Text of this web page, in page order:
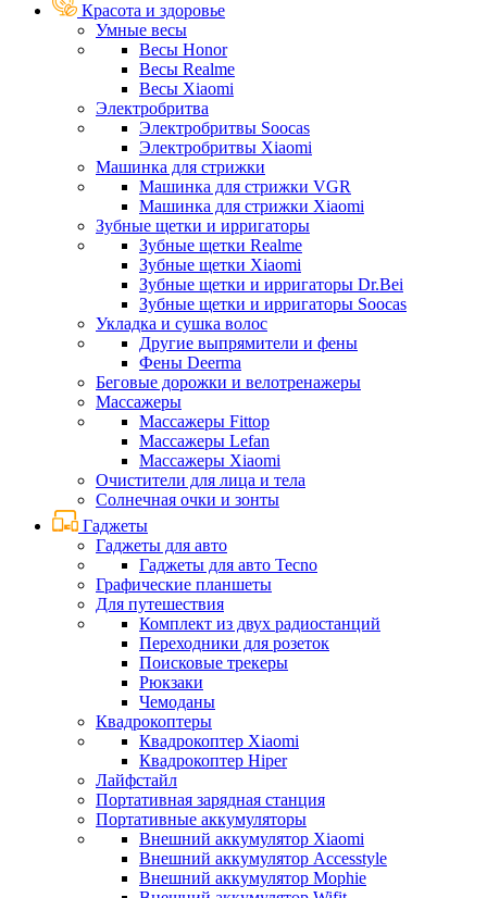
Красота и здоровье
Умные весы
Весы Honor
Весы Realme
Весы Xiaomi
Электробритва
Электробритвы Soocas
Электробритвы Xiaomi
Машинка для стрижки
Машинка для стрижки VGR
Машинка для стрижки Xiaomi
Зубные щетки и ирригаторы
Зубные щетки Realme
Зубные щетки Xiaomi
Зубные щетки и ирригаторы Dr.Bei
Зубные щетки и ирригаторы Soocas
Укладка и сушка волос
Другие выпрямители и фены
Фены Deerma
Беговые дорожки и велотренажеры
Массажеры
Массажеры Fittop
Массажеры Lefan
Массажеры Xiaomi
Очистители для лица и тела
Солнечная очки и зонты
Гаджеты
Гаджеты для авто
Гаджеты для авто Tecno
Графические планшеты
Для путешествия
Комплект из двух радиостанций
Переходники для розеток
Поисковые трекеры
Рюкзаки
Чемоданы
Квадрокоптеры
Квадрокоптер Xiaomi
Квадрокоптер Hiper
Лайфстайл
Портативная зарядная станция
Портативные аккумуляторы
Внешний аккумулятор Xiaomi
Внешний аккумулятор Accesstyle
Внешний аккумулятор Mophie